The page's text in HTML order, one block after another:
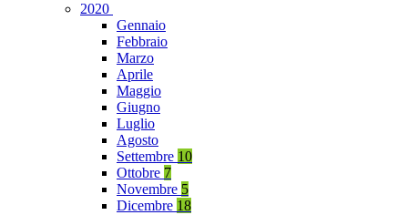
2020
Gennaio
Febbraio
Marzo
Aprile
Maggio
Giugno
Luglio
Agosto
Settembre 10
Ottobre 7
Novembre 5
Dicembre 18